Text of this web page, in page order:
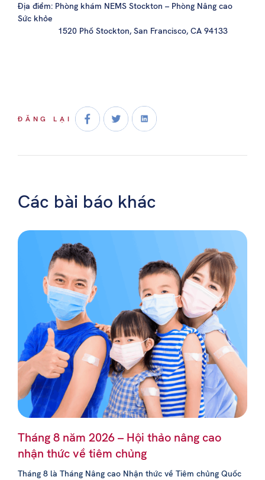
Địa điểm: Phòng khám NEMS Stockton – Phòng Nâng cao
Sức khỏe
1520 Phố Stockton, San Francisco, CA 94133
ĐĂNG LẠI
Các bài báo khác
Tháng 8 năm 2026 – Hội thảo nâng cao
nhận thức về tiêm chủng
Tháng 8 là Tháng Nâng cao Nhận thức về Tiêm chủng Quốc